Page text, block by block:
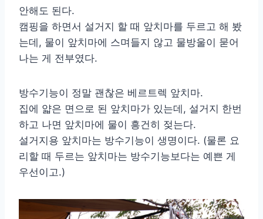
안해도 된다.
캠핑을 하면서 설거지 할 때 앞치마를 두르고 해 봤
는데, 물이 앞치마에 스며들지 않고 물방울이 묻어
나는 게 전부였다.
방수기능이 정말 괜찮은 베르트렉 앞치마.
집에 얇은 면으로 된 앞치마가 있는데, 설거지 한번
하고 나면 앞치마에 물이 흥건히 젖는다.
설거지용 앞치마는 방수기능이 생명이다. (물론 요
리할 때 두르는 앞치마는 방수기능보다는 예쁜 게
우선이고.)